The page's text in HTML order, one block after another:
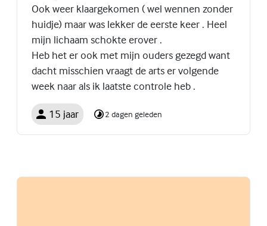
Ook weer klaargekomen ( wel wennen zonder
huidje) maar was lekker de eerste keer . Heel
mijn lichaam schokte erover .
Heb het er ook met mijn ouders gezegd want
dacht misschien vraagt de arts er volgende
week naar als ik laatste controle heb .
15 jaar 2 dagen geleden